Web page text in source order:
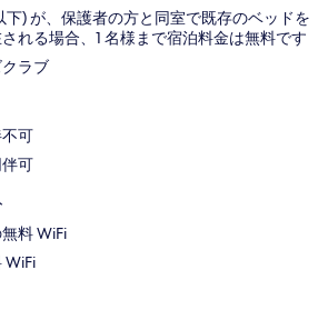
下) が、保護者の方と同室で既存のベッドを
れる場合、1 名様まで宿泊料金は無料です
ラブ
可
可
料 WiFi
WiFi